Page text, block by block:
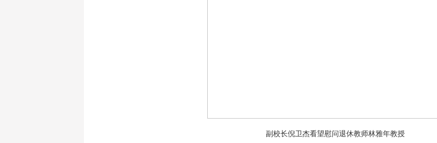
副校长倪卫杰看望慰问退休教师林雅年教授